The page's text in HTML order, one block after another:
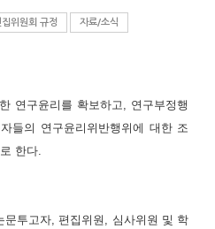
집위원회 규정 자료/소식
연구윤리를 확보하고, 연구부정행
들의 연구윤리위반행위에 대한 조
한다.
투고자, 편집위원, 심사위원 및 학